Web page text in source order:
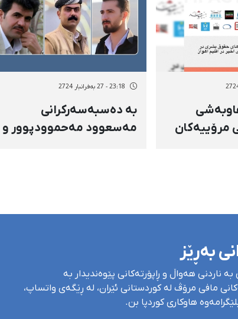
مرۆییەکان
23:18 - 27 بەفرانبار 2724
بە دەسبەسەرکرانی
مەسعوود مەحموودپوور و
بەڕێز
بە ناردنی هەواڵ و ڕاپۆرتەکانی پێوەندیدار بە
مافی مرۆڤ لە کوردستانی ئێران، لە ڕێگەی واتساپ،
هاوکاری کوردپا بن.